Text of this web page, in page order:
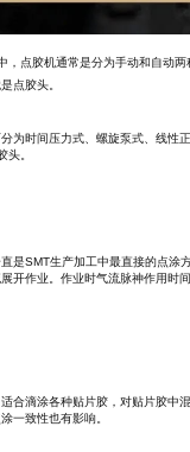
，点胶机通常是分为手动和自动
点胶头。
为时间压力式、螺旋泵式、线性
头。
是SMT生产加工中最直接的点涂
开作业。作业时气流脉神作用时
合滴涂各种贴片胶，对贴片胶中
一致性也有影响。